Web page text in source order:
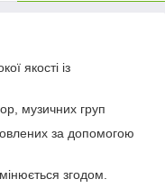
якості із
музичних груп
за допомогою
згодом.